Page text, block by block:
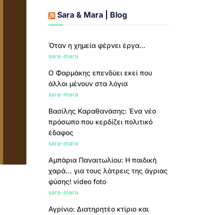
Sara & Mara | Blog
Όταν η χημεία φέρνει έργα...
sara-mara
Ο Φαρμάκης επενδύει εκεί που
άλλοι μένουν στα λόγια
sara-mara
Βασίλης Καραθανάσης: Ένα νέο
πρόσωπο που κερδίζει πολιτικό
έδαφος
sara-mara
Αμπάρια Παναιτωλίου: Η παιδική
χαρά… για τους λάτρεις της άγριας
φύσης! video foto
sara-mara
Αγρίνιο: Διατηρητέο κτίριο και